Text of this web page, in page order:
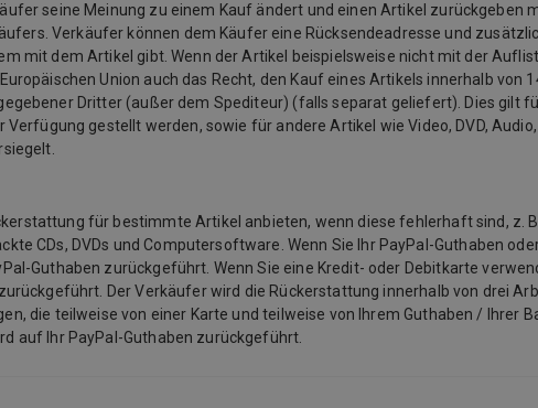
seine Meinung zu einem Kauf ändert und einen Artikel
Verkäufer können dem Käufer eine Rücksendeadresse und
mit dem Artikel gibt. Wenn der Artikel beispielsweise nicht mit der
Union auch das Recht, den Kauf eines Artikels innerhalb
Dritter (außer dem Spediteur) (falls separat geliefert). Dies gilt
gestellt werden, sowie für andere Artikel wie Video, DVD,
für bestimmte Artikel anbieten, wenn diese fehlerhaft sind, z.
CDs, DVDs und Computersoftware. Wenn Sie Ihr PayPal-Guthaben
Guthaben zurückgeführt. Wenn Sie eine Kredit- oder Debitkarte
Der Verkäufer wird die Rückerstattung innerhalb von drei
die teilweise von einer Karte und teilweise von Ihrem Guthaben / Ihrer
auf Ihr PayPal-Guthaben zurückgeführt.